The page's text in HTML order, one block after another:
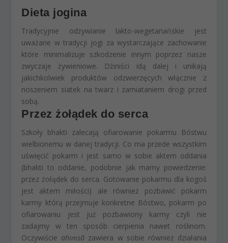
Dieta jogina
Tradycyjnie odżywianie lakto-wegetariańskie jest
uważane w tradycji jogi za wystarczające zachowanie
które minimalizuje szkodzenie innym poprzez nasze
zwyczaje żywieniowe. Dżiniści idą dalej i unikają
jakichkolwiek produktów odzwierzęcych włącznie z
noszeniem siatek na twarz i zamiataniem drogi przed
sobą.
Przez żołądek do serca
Szkoły bhakti zalecają ofiarowanie pokarmu Bóstwu
wielbionemu w danej tradycji. Co ma przede wszystkim
uświęcić pokarm i jest samo w sobie aktem oddania
(bhakti to oddanie, podobnie jak mamy powiedzenie:
przez żołądek do serca. Gotowanie pokarmu dla kogoś
jest aktem miłości) ale również pozbawić pokarm
karmy którą przejmuje konkretne Bóstwo, pokarm po
ofiarowaniu jest już pozbawiony karmy czyli nie
zadajmy w ten sposób cierpienia nawet roślinom.
Oczywiście ahiṁsā zawiera w sobie również działania